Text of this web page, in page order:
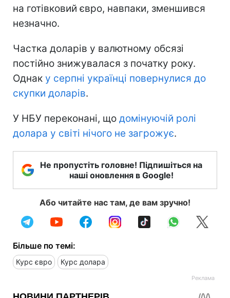
на готівковий євро, навпаки, зменшився
незначно.
Частка доларів у валютному обсязі
постійно знижувалася з початку року.
Однак у серпні українці повернулися до
скупки доларів.
У НБУ переконані, що домінуючій ролі
долара у світі нічого не загрожує.
Не пропустіть головне! Підпишіться на
наші оновлення в Google!
Або читайте нас там, де вам зручно!
Більше по темі:
Курс євро Курс долара